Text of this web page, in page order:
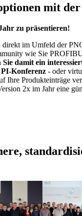
mit
zu präsentieren!
direkt im Umfeld der
wie Sie
Sie damit ein
PI-Konferenz - oder
Ihre Produkteinträge
2x im Jahr eine